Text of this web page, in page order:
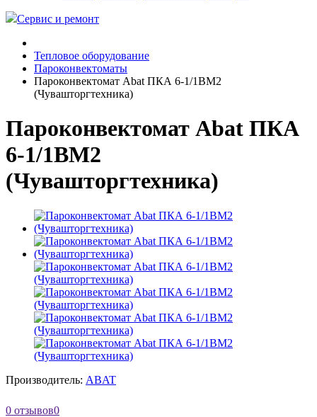
Сервис и ремонт
Тепловое оборудование
Пароконвектоматы
Пароконвектомат Abat ПКА 6-1/1ВМ2
(Чувашторгтехника)
Пароконвектомат Abat ПКА
6-1/1ВМ2
(Чувашторгтехника)
Производитель: ABAT
0 отзывов0